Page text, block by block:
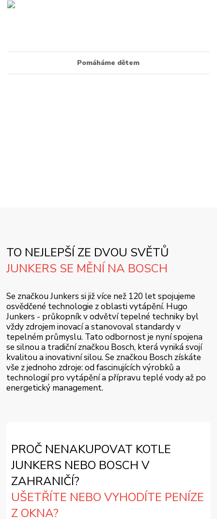
Pomáháme dětem
TO NEJLEPŠÍ ZE DVOU SVĚTŮ
JUNKERS SE MĚNÍ NA BOSCH
Se značkou Junkers si již více než 120 let spojujeme
osvědčené technologie z oblasti vytápění. Hugo
Junkers - průkopník v odvětví tepelné techniky byl
vždy zdrojem inovací a stanovoval standardy v
tepelném průmyslu. Tato odbornost je nyní spojena
se silnou a tradiční značkou Bosch, která vyniká svojí
kvalitou a inovativní silou. Se značkou Bosch získáte
vše z jednoho zdroje: od fascinujících výrobků a
technologií pro vytápění a přípravu teplé vody až po
energetický management.
PROČ NENAKUPOVAT KOTLE
JUNKERS NEBO BOSCH V
ZAHRANIČÍ?
UŠETŘÍTE NEBO VYHODÍTE PENÍZE
Z OKNA?